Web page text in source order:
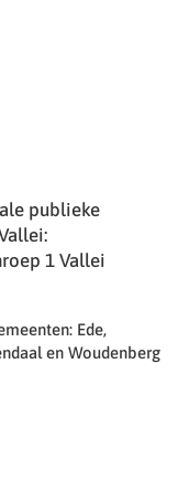
publieke
1 Vallei
Ede,
en Woudenberg